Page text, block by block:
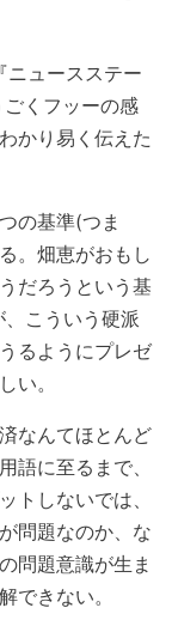
ニュースステー
くフッーの感
かり易く伝えた
の基準(つま
。畑恵がおもし
だろうという基
こういう硬派
るようにプレゼ
い。
なんてほとんど
語に至るまで、
トしないでは、
問題なのか、な
問題意識が生ま
できない。